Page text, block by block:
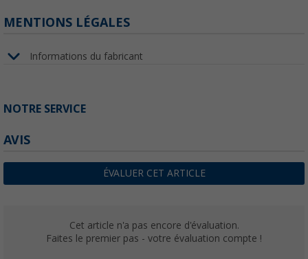
MENTIONS LÉGALES
Informations du fabricant
NOTRE SERVICE
AVIS
ÉVALUER CET ARTICLE
Cet article n'a pas encore d'évaluation.
Faites le premier pas - votre évaluation compte !